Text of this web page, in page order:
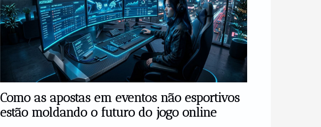
Como as apostas em eventos não esportivos
estão moldando o futuro do jogo online